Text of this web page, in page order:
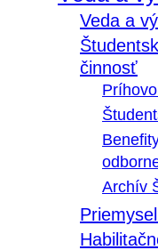
Veda a
činnosť
Archív